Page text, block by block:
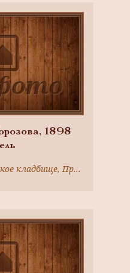
1898
Москва, Преображенское кладбище, Преображенский вал ул., д. 17а